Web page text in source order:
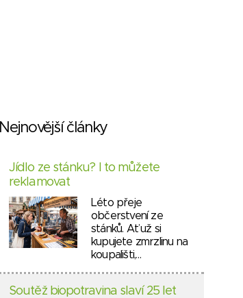
Nejnovější články
Jídlo ze stánku? I to můžete
reklamovat
Léto přeje
občerstvení ze
stánků. Ať už si
kupujete zmrzlinu na
koupališti,…
Soutěž biopotravina slaví 25 let